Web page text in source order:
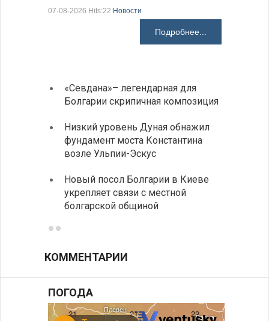
07-08-2026 Hits:22 Новости
Подробнее...
«Севдана»– легендарная для
Болгарии скрипичная композиция
Низкий уровень Дуная обнажил
фундамент моста Константина
возле Ульпии-Эскус
Новый посол Болгарии в Киеве
укрепляет связи с местной
болгарской общиной
КОММЕНТАРИИ
ПОГОДА